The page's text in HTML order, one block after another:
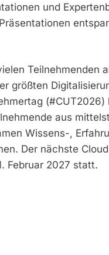
und
Teilnehmenden
größten
(#CUT2026)
aus
Wissens-,
Der nächste Cloud
Februar 2027 statt.